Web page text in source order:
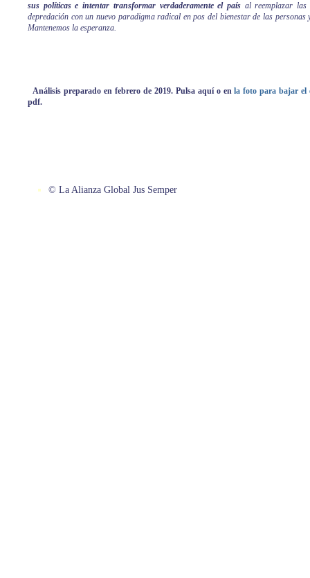
© La Alianza Global Jus Semper
sus políticas e intentar transformar verdaderamente el país al reemplazar las
depredación con un nuevo paradigma radical en pos del bienestar de las personas
Mantenemos la esperanza.
Análisis preparado en febrerode 2019. Pulsa aquí o enla foto para bajar el
pdf.